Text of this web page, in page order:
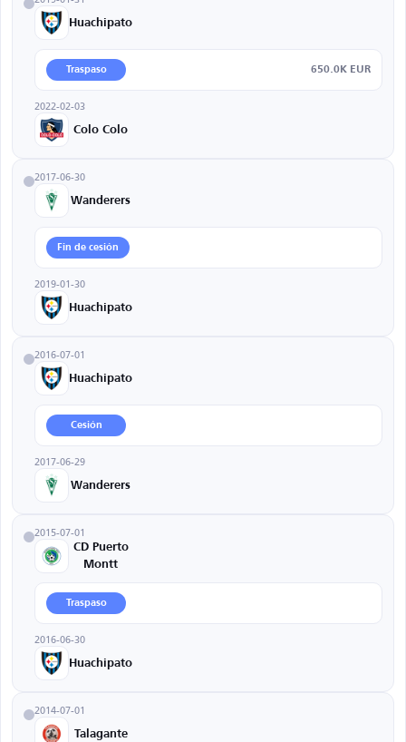
Huachipato
Traspaso 650.0K EUR
2022-02-03
Colo Colo
2017-06-30
Wanderers
Fin de cesión
2019-01-30
Huachipato
2016-07-01
Huachipato
Cesión
2017-06-29
Wanderers
2015-07-01
CD Puerto
Montt
Traspaso
2016-06-30
Huachipato
2014-07-01
Talagante